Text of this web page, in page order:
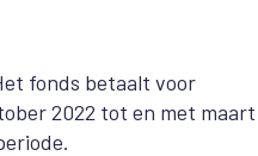
fonds betaalt voor
2022 tot en met maart